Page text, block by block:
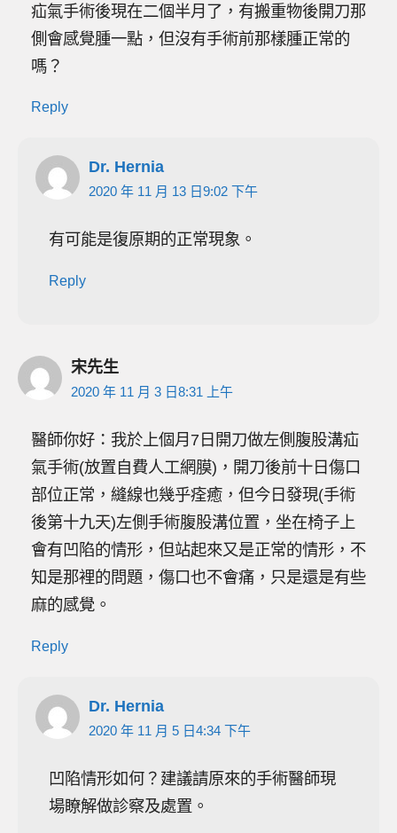
疝氣手術後現在二個半月了，有搬重物後開刀那
側會感覺腫一點，但沒有手術前那樣腫正常的
嗎？
Reply
Dr. Hernia
2020 年 11 月 13 日9:02 下午
有可能是復原期的正常現象。
Reply
宋先生
2020 年 11 月 3 日8:31 上午
醫師你好：我於上個月7日開刀做左側腹股溝疝
氣手術(放置自費人工網膜)，開刀後前十日傷口
部位正常，縫線也幾乎痊癒，但今日發現(手術
後第十九天)左側手術腹股溝位置，坐在椅子上
會有凹陷的情形，但站起來又是正常的情形，不
知是那裡的問題，傷口也不會痛，只是還是有些
麻的感覺。
Reply
Dr. Hernia
2020 年 11 月 5 日4:34 下午
凹陷情形如何？建議請原來的手術醫師現
場瞭解做診察及處置。